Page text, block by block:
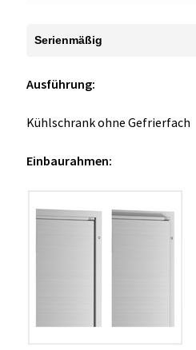
Serienmäßig
Ausführung:
Kühlschrank ohne Gefrierfach
Einbaurahmen: